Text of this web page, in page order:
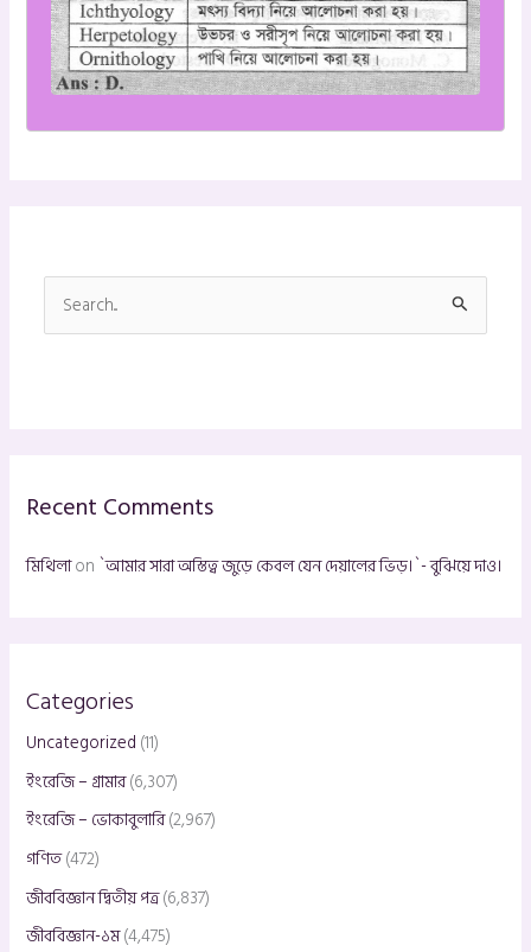
e
f
Recent Comments
মিথিলাon `আমার সারা অস্তিত্ব জুড়ে কেবল যেন দেয়ালের ভিড়।`- বুঝিয়ে দাও।
Categories
Uncategorized (11)
ইংরেজি – গ্রামার(6,307)
ইংরেজি – ভোকাবুলারি(2,967)
গণিত(472)
জীববিজ্ঞান দ্বিতীয় পত্র(6,837)
জীববিজ্ঞান-১ম(4,475)